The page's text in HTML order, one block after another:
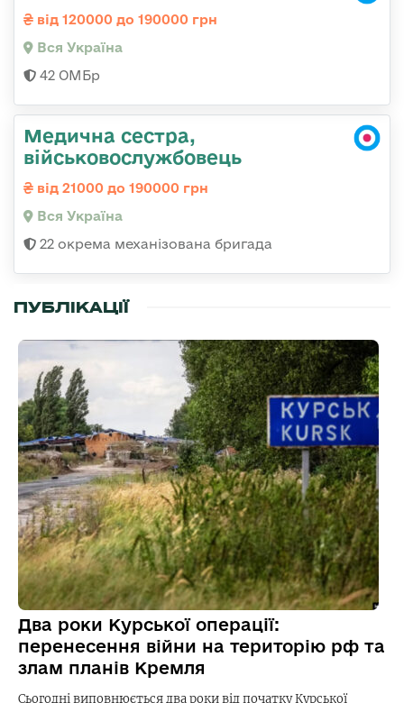
від 120000 до 190000 грн
Вся Україна
42 ОМБр
Медична сестра,
військовослужбовець
від 21000 до 190000 грн
Вся Україна
22 окрема механізована бригада
ПУБЛІКАЦІЇ
Два роки Курської операції:
перенесення війни на територію рф та
злам планів Кремля
Сьогодні виповнюється два роки від початку Курської